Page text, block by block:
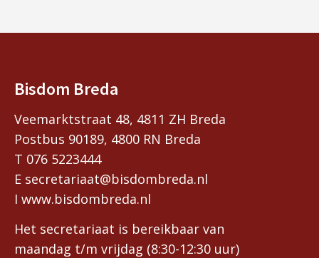
Bisdom Breda
Veemarktstraat 48, 4811 ZH Breda
Postbus 90189, 4800 RN Breda
T 076 5223444
E secretariaat@bisdombreda.nl
I www.bisdombreda.nl
Het secretariaat is bereikbaar van
maandag t/m vrijdag (8:30-12:30 uur)